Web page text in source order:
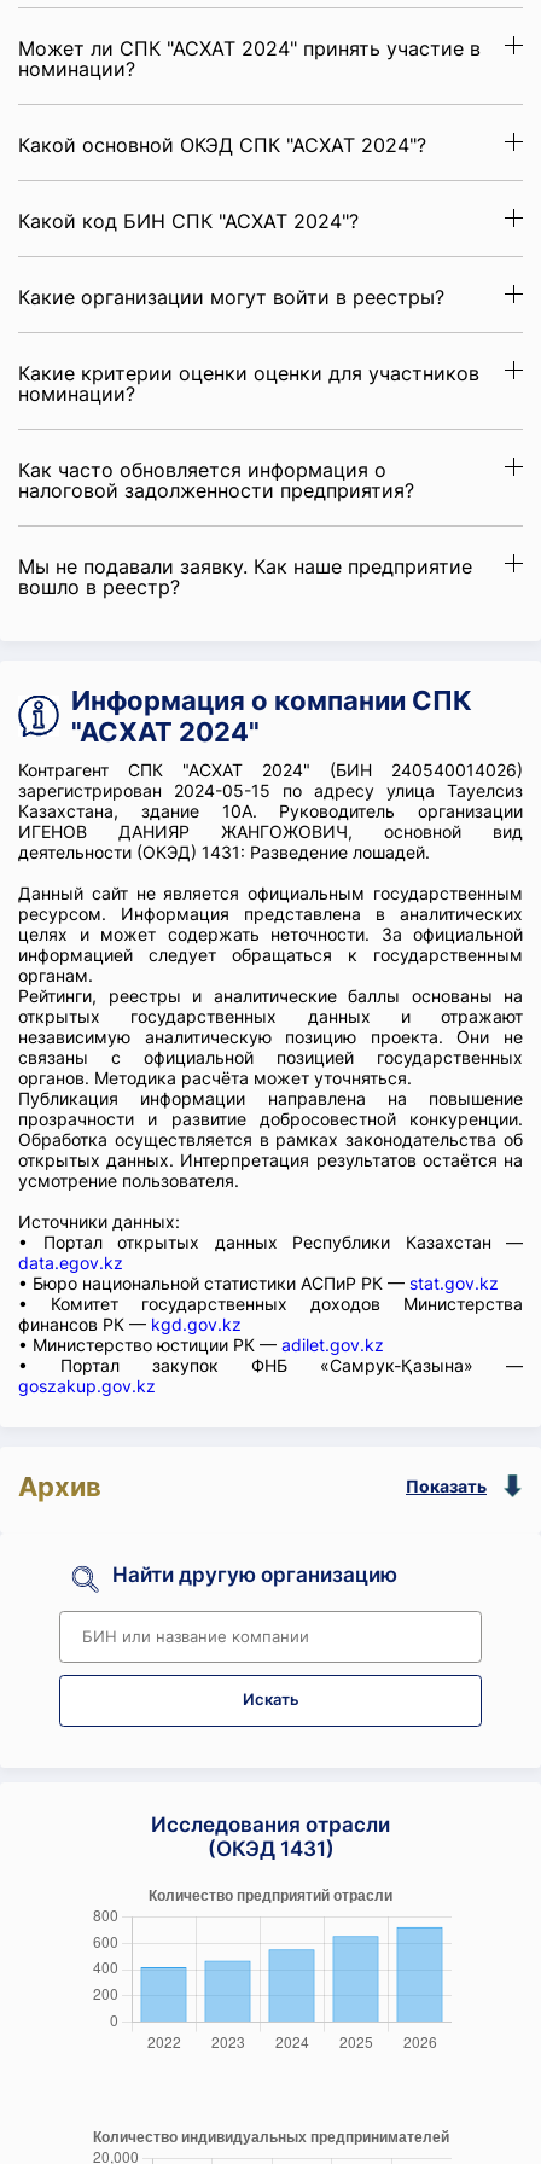
Может ли СПК "АСХАТ 2024" принять участие в
номинации?
Какой основной ОКЭД СПК "АСХАТ 2024"?
Какой код БИН СПК "АСХАТ 2024"?
Какие организации могут войти в реестры?
Какие критерии оценки оценки для участников
номинации?
Как часто обновляется информация о
налоговой задолженности предприятия?
Мы не подавали заявку. Как наше предприятие
вошло в реестр?
Информация о компании СПК
"АСХАТ 2024"
Контрагент СПК "АСХАТ 2024" (БИН 240540014026)
зарегистрирован 2024-05-15 по адресу улица Тауелсиз
Казахстана, здание 10А. Руководитель организации
ИГЕНОВ ДАНИЯР ЖАНГОЖОВИЧ, основной вид
деятельности (ОКЭД) 1431: Разведение лошадей.
Данный сайт не является официальным государственным
ресурсом. Информация представлена в аналитических
целях и может содержать неточности. За официальной
информацией следует обращаться к государственным
органам.
Рейтинги, реестры и аналитические баллы основаны на
открытых государственных данных и отражают
независимую аналитическую позицию проекта. Они не
связаны с официальной позицией государственных
органов. Методика расчёта может уточняться.
Публикация информации направлена на повышение
прозрачности и развитие добросовестной конкуренции.
Обработка осуществляется в рамках законодательства об
открытых данных. Интерпретация результатов остаётся на
усмотрение пользователя.
Источники данных:
• Портал открытых данных Республики Казахстан —
data.egov.kz
• Бюро национальной статистики АСПиР РК — stat.gov.kz
• Комитет государственных доходов Министерства
финансов РК — kgd.gov.kz
• Министерство юстиции РК — adilet.gov.kz
• Портал закупок ФНБ «Самрук-Қазына» —
goszakup.gov.kz
Архив Показать
Найти другую организацию
Искать
Исследования отрасли
(ОКЭД 1431)